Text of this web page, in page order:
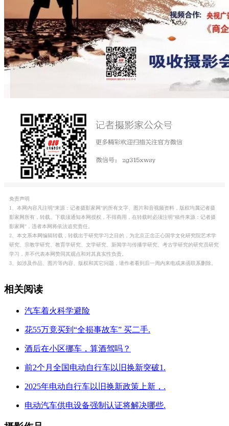
免责声明
1、本网内容凡注明"来源：记者摄影家网"的所有文字、图片和音视频资料，版权均属记者摄
影家网所有，转载、下载须通知本网授权，不得商用，在转载时必须注明"稿件来源：记者摄
影家网"，违者本网将依法追究责任。
2、本文系本网编辑转载，转载出于研究学习之目的，为北京正念正心国学文化研究院艺术学
研究、宗教学研究、教育学研究、文学研究、新闻学与传播学研究、考古学研究的研究员研究
学习，并不代表本网赞同其观点和对其真实性负责。
3、如涉及作品、图片等内容、版权和其它问题，请作者看到后一周内来电或来函联系删除。
相关阅读
汽车着火科学避险
花55万竟买到“全损事故车” 买二手.
酒后在小区挪车，算酒驾吗？
前2个月全国电动自行车以旧换新突破1.
2025年电动自行车以旧换新政策上新，.
电动汽车供电设备强制认证将解决哪些.